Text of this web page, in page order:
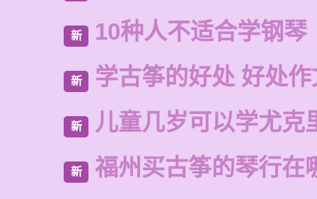
新 10种人不适合学钢琴
新 学古筝的好处 好处作
新 儿童几岁可以学尤克
新 福州买古筝的琴行在